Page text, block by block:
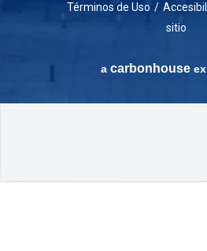
Términos de Uso /
sitio
a carbon house